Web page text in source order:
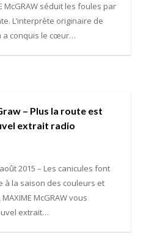
McGRAW séduit les foules par
L’interprète originaire de
a conquis le cœur…
– Plus la route est
extrait radio
2015 – Les canicules font
à la saison des couleurs et
McGRAW vous
extrait…